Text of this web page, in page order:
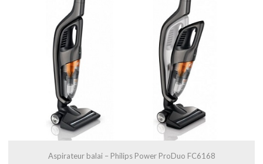
Aspirateur balai – Philips Power ProDuo FC6168